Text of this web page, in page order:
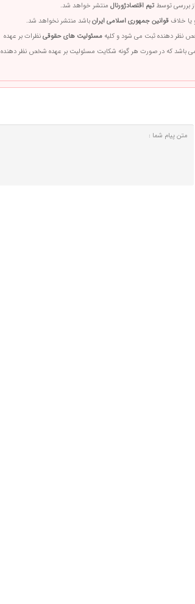
بررسی توسط تیم اقتصادژورنال منتشر خواهد شد.
یا خلاف قوانین جمهوری اسلامی ایرانباشد منتشر نخواهد شد.
نظر دهنده ثبت می شود و کلیه مسئولیت های حقوقینظرات بر عهده
باشد که در صورت هر گونه شکایت مسئولیت بر عهده شخص نظر دهنده